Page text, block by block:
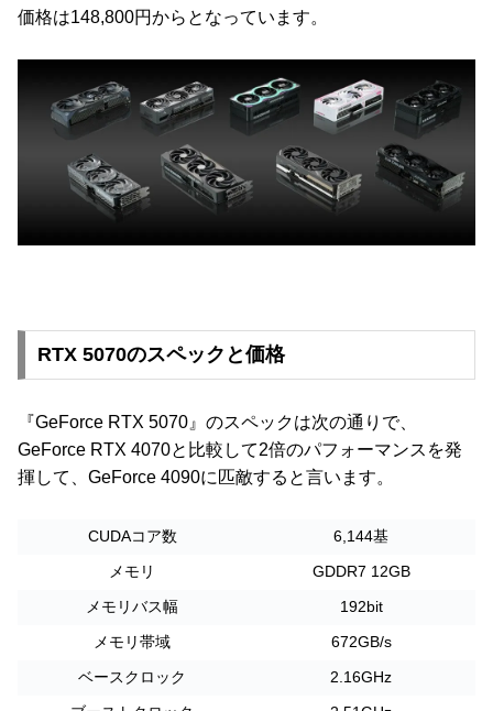
価格は148,800円からとなっています。
RTX 5070のスペックと価格
『GeForce RTX 5070』のスペックは次の通りで、
GeForce RTX 4070と比較して2倍のパフォーマンスを発
揮して、GeForce 4090に匹敵すると言います。
CUDAコア数
6,144基
メモリ
GDDR7 12GB
メモリバス幅
192bit
メモリ帯域
672GB/s
ベースクロック
2.16GHz